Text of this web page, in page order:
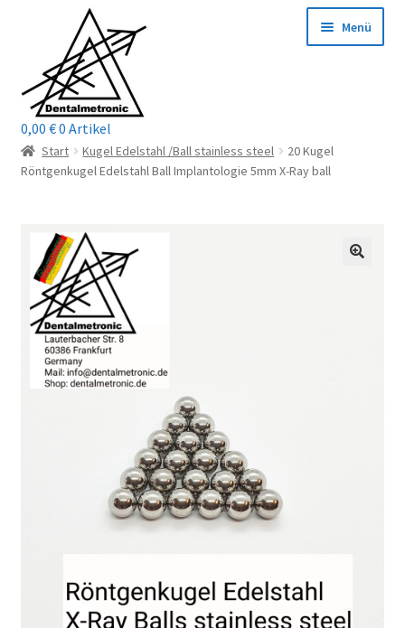
Navigation
springen
springen
Menü
Home
Mein Konto / Login
Kontakt
Reparaturservice
Wichtige Infos
Stellenangebote
0,00 €0 Artikel
Start Kugel Edelstahl /Ball stainless steel
20 Kugel
Röntgenkugel Edelstahl Ball Implantologie 5mm X-Ray ball